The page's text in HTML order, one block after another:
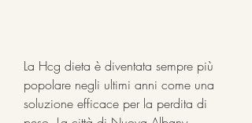
La Hcg dieta è diventata sempre più
popolare negli ultimi anni come una
soluzione efficace per la perdita di